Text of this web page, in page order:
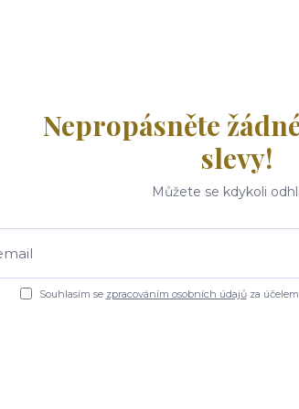
Nepropásněte
slevy!
Můžete se kdykoli
Souhlasím se zpracováním osobních údajůza